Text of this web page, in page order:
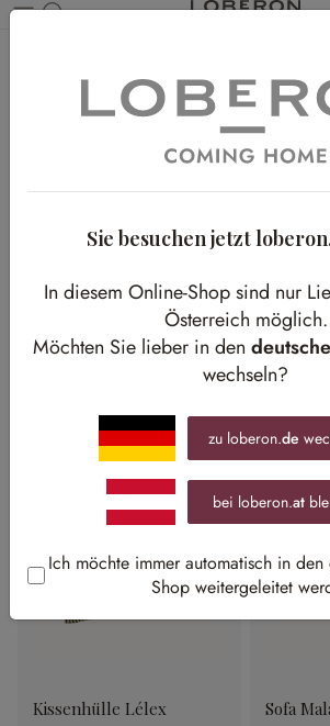
Shabby Details
Verspielte Unikate für ein
Kissenhülle Lélex Sofa
Sie besuchen jetzt
In diesem Online-Shop sind nur
Österreich möglich.
Möchten Sie lieber in den
wechseln?
zu loberon.de
bei loberon.at
Ich möchte immer automatisch in den
Shop weitergeleitet